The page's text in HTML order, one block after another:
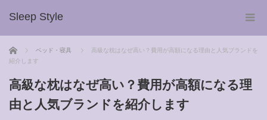
Sleep Style
ホーム ベッド・寝具
高級な枕はなぜ高い？費用が高額になる理由と人気ブランドを
紹介します
高級な枕はなぜ高い？費用が高額になる理
由と人気ブランドを紹介します